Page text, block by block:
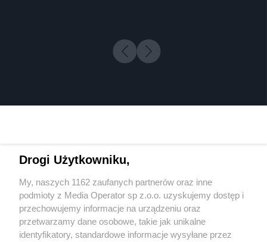
Wydawca mediów lokalnych
Drogi Użytkowniku,
My, naszych 1162 zaufanych partnerów oraz inne
podmioty z Media Operator sp z.o.o. uzyskujemy dostęp i
przechowujemy informacje na urządzeniu oraz
przetwarzamy dane osobowe, takie jak unikalne
identyfikatory, standardowe informacje wysyłane przez